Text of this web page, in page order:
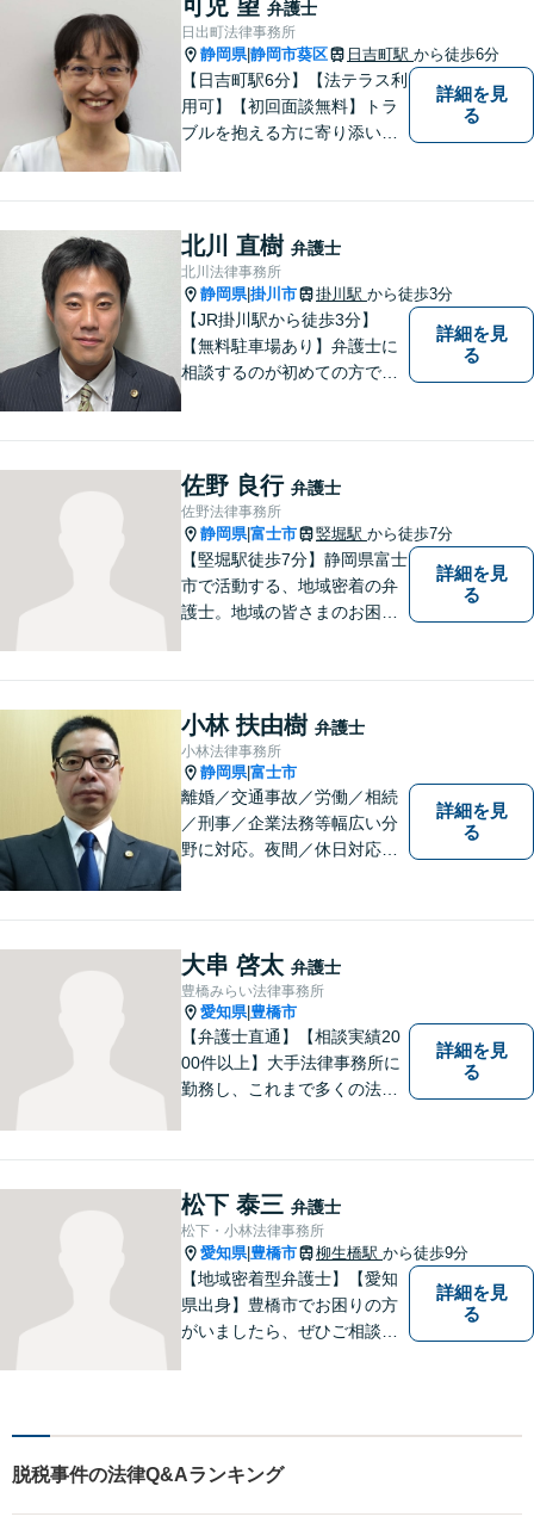
幅広く取り扱っております。
どうぞお気軽にご相談くださ
い。
可児 望 弁護士
日出町法律事務所
静岡県|静岡市葵区 日吉町駅 から徒歩6分
【日吉町駅6分】【法テラス利
用可】【初回面談無料】トラ
ブルを抱える方に寄り添い、
詳細を見
る
北川 直樹 弁護士
北川法律事務所
静岡県|掛川市 掛川駅 から徒歩3分
【JR掛川駅から徒歩3分】
【無料駐車場あり】弁護士に
相談するのが初めての方でも
には、可能な限り早く解決に
至るよう迅速に対応いたしま
す。まずはお気軽にご相談く
ださい。
詳細を見
る
佐野 良行 弁護士
佐野法律事務所
静岡県|富士市 竪堀駅 から徒歩7分
【堅堀駅徒歩7分】静岡県富士
市で活動する、地域密着の弁
護士。地域の皆さまのお困り
問題に対応可能です。お気軽
にご相談ください。
詳細を見
る
小林 扶由樹 弁護士
小林法律事務所
静岡県|富士市
離婚／交通事故／労働／相続
／刑事／企業法務等幅広い分
野に対応。夜間／休日対応
っていません
詳細を見
る
大串 啓太 弁護士
豊橋みらい法律事務所
愛知県| 豊橋市
【弁護士直通】【相談実績20
00件以上】大手法律事務所に
勤務し、これまで多くの法律
回30分は無料ですから、お気
軽にお電話ください。
詳細を見
る
松下 泰三 弁護士
松下・小林法律事務所
愛知県| 豊橋市 柳生橋駅 から徒歩9分
【地域密着型弁護士】【愛知
県出身】豊橋市でお困りの方
がいましたら、ぜひご相談く
詳細を見
る
脱税事件の法律Q&Aランキング